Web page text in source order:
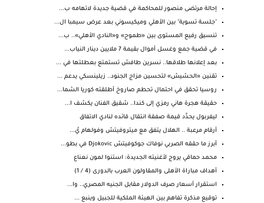
إحالة مرتضى منصور للمحاكمة في قضية جديدة لاتهامه ب...
"جلسة تسوية" بين الأهلي وميكيسوني بعد عرض سيمبا ال...
تنسيق رفيع المستوى بين «طموح» و«النادي الأهلي».. ب...
في قضية جمع وغسل أموال بقيمة 7 ملايين دينار النياب...
بعد إعلانها طلاقها.. نسرين طافش تستمتع بعطلتها في ...
تقنين «الحشيش» لتحسين مزاج الجنود.. زيلينسكي يدعم ...
روسيا تحقق في احتمال تحطم صاروخ أطلقته كوريا الشما...
حقيقة هجرة هاني رمزي إلى كندا.. شقيق الفنان يكشف ا...
ليفربول يحدِّد قيمة صفقة انتقال قائده لنادي الاتفاق
أرقام مرعبة .. الهلال يتفق مع ميتروفيتش وفولهام يُ...
أبرز ما حققه الصربي نوفاك جوكوفيتش Djokovic في بطو...
محمد حماقي يروج لأغنيته الجديدة: استنوا لمون نعناع
أهداف مباراة الأهلى والمقاولون العرب بالدورى (4 / 1)
استقرار أسعار صرف الدولار مقابل الجنيه المصري.. وا...
توقيع مذكرة تفاهم بين الهيئة الملكية للجبيل وينبع ...